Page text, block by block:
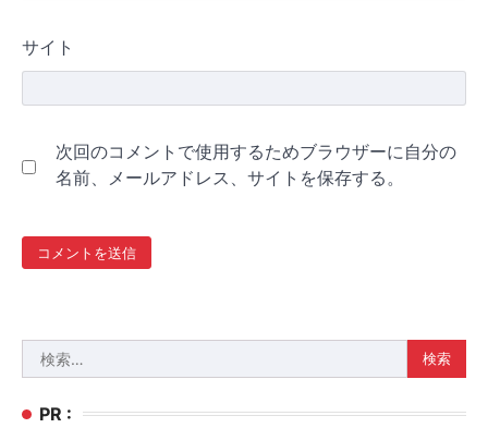
サイト
次回のコメントで使用するためブラウザーに自分の
名前、メールアドレス、サイトを保存する。
索:
PR :